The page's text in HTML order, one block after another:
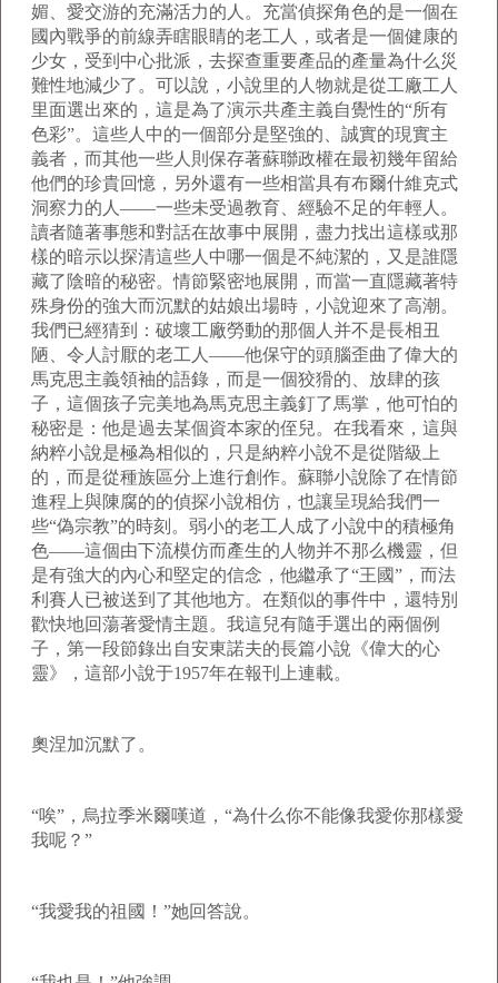
媚、愛交游的充滿活力的人。充當偵探角色的是一個在
國內戰爭的前線弄瞎眼睛的老工人，或者是一個健康的
少女，受到中心批派，去探查重要產品的產量為什么災
難性地減少了。可以說，小說里的人物就是從工廠工人
里面選出來的，這是為了演示共產主義自覺性的“所有
色彩”。這些人中的一個部分是堅強的、誠實的現實主
義者，而其他一些人則保存著蘇聯政權在最初幾年留給
他們的珍貴回憶，另外還有一些相當具有布爾什維克式
洞察力的人——一些未受過教育、經驗不足的年輕人。
讀者隨著事態和對話在故事中展開，盡力找出這樣或那
樣的暗示以探清這些人中哪一個是不純潔的，又是誰隱
藏了陰暗的秘密。情節緊密地展開，而當一直隱藏著特
殊身份的強大而沉默的姑娘出場時，小說迎來了高潮。
我們已經猜到：破壞工廠勞動的那個人并不是長相丑
陋、令人討厭的老工人——他保守的頭腦歪曲了偉大的
馬克思主義領袖的語錄，而是一個狡猾的、放肆的孩
子，這個孩子完美地為馬克思主義釘了馬掌，他可怕的
秘密是：他是過去某個資本家的侄兒。在我看來，這與
納粹小說是極為相似的，只是納粹小說不是從階級上
的，而是從種族區分上進行創作。蘇聯小說除了在情節
進程上與陳腐的的偵探小說相仿，也讓呈現給我們一
些“偽宗教”的時刻。弱小的老工人成了小說中的積極角
色——這個由下流模仿而產生的人物并不那么機靈，但
是有強大的內心和堅定的信念，他繼承了“王國”，而法
利賽人已被送到了其他地方。在類似的事件中，還特別
歡快地回蕩著愛情主題。我這兒有隨手選出的兩個例
子，第一段節錄出自安東諾夫的長篇小說《偉大的心
靈》，這部小說于1957年在報刊上連載。
奧涅加沉默了。
“唉”，烏拉季米爾嘆道，“為什么你不能像我愛你那樣愛
我呢？”
“我愛我的祖國！”她回答說。